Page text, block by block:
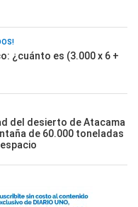
¿cuánto es (3.000 x 6 +
del desierto de Atacama
de 60.000 toneladas